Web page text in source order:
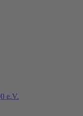
e.V.